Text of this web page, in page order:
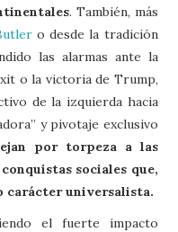
. También, más
o desde la tradición
las alarmas ante la
o la victoria de Trump,
de la izquierda hacia
y pivotaje exclusivo
por torpeza a las
sociales que,
carácter universalista.
el fuerte impacto